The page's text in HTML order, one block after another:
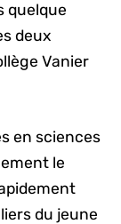
quelque
deux
Vanier
en sciences
le
du jeune